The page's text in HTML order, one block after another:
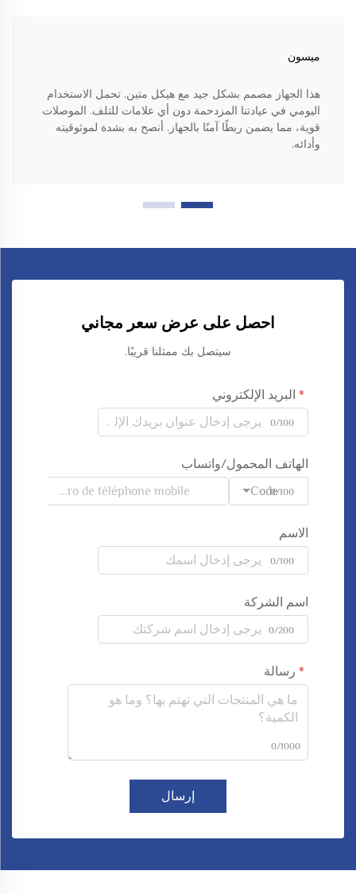
ميسون
هذا الجهاز مصمم بشكل جيد مع هيكل متين. تحمل الاستخدام
اليومي في عيادتنا المزدحمة دون أي علامات للتلف. الموصلات
قوية، مما يضمن ربطًا آمنًا بالجهاز. أنصح به بشدة لموثوقيته
وأدائه.
احصل على عرض سعر مجاني
سيتصل بك ممثلنا قريبًا.
البريد الإلكتروني
0/100
الهاتف المحمول/واتساب
Code0/100
الاسم
0/100
اسم الشركة
0/200
رسالة
0/1000
إرسال